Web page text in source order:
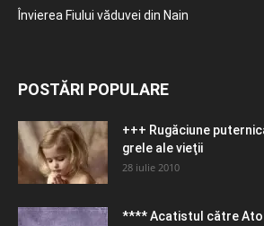
Învierea Fiului văduvei din Nain
POSTĂRI POPULARE
+++ Rugăciune
grele ale vieţii
28 iulie 2010
**** Acatistul către